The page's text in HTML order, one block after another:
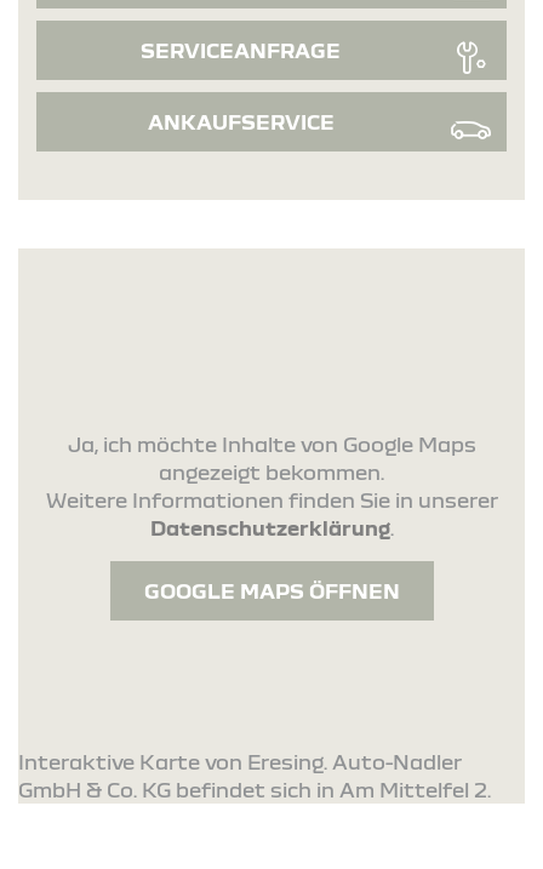
SERVICEANFRAGE
ANKAUFSERVICE
Ja, ich möchte Inhalte von Google Maps
angezeigt bekommen.
Weitere Informationen finden Sie in unserer
Datenschutzerklärung.
GOOGLE MAPS ÖFFNEN
Interaktive Karte von Eresing. Auto-Nadler
GmbH & Co. KG befindet sich in Am Mittelfel 2.